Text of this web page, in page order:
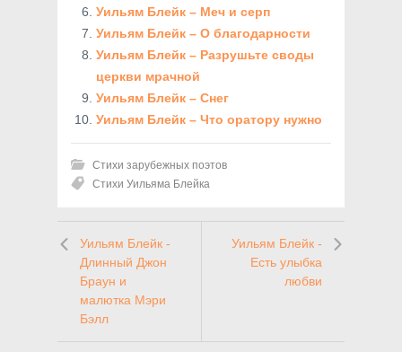
Уильям Блейк – Меч и серп
Уильям Блейк – О благодарности
Уильям Блейк – Разрушьте своды
церкви мрачной
Уильям Блейк – Снег
Уильям Блейк – Что оратору нужно
Стихи зарубежных поэтов
Стихи Уильяма Блейка
Уильям Блейк -
Длинный Джон
Браун и
малютка Мэри
Бэлл
Уильям Блейк -
Есть улыбка
любви